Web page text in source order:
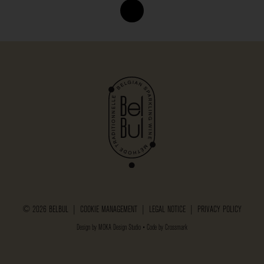
© 2026 BELBUL | COOKIE MANAGEMENT LEGAL NOTICE PRIVACY POLICY
Design by MOKA Design Studio • Code by Crossmark